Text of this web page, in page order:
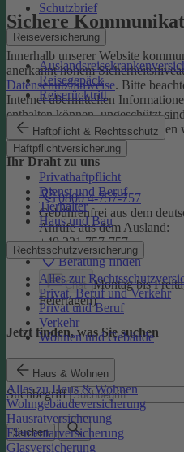
Schutzbrief
Reiseversicherung
Reisegepäck
Reiserücktritt
Haftpflicht & Rechtsschutz
Haftpflichtversicherung
Privathaftpflicht
Dienst und Beruf
Tierhalter
Haus und Bau
Rechtsschutzversicherung
Alles zur
Privat, Beruf und Verkehr
Privat und Beruf
Verkehr
Wohnen und Gebäude
Haus & Wohnen
Alles zu Haus & Wohnen
Wohngebäudeversicherung
Hausratversicherung
Elementarversicherung
Glasversicherung
Sichere
Innerhalb unserer Website
anerkannt hohem
Datenschutzhinweise. Bitte
Internet übermittelten
enthalten können, ungeschützt
potenziell von Dritten eingesehen
Ihr Draht zu uns
0800 4-757-757
Gebührenfrei aus dem
Anrufe aus dem Ausland:
+49 221 757-757
Beratung finden
Chat Montag bis
Feiertagen)
Jetzt finden, was Sie suchen
Suchbegriff
Suchen